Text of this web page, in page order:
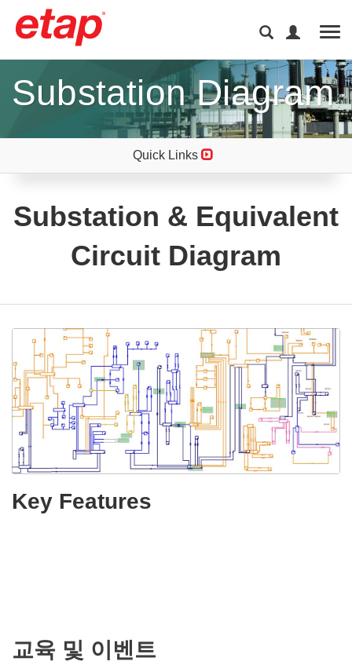
Substation Diagram
Quick Links
Substation & Equivalent
Circuit Diagram
Key Features
교육 및 이벤트